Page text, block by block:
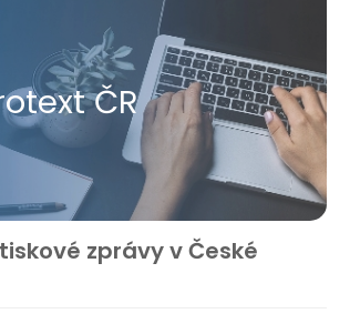
ČR
zprávy v České